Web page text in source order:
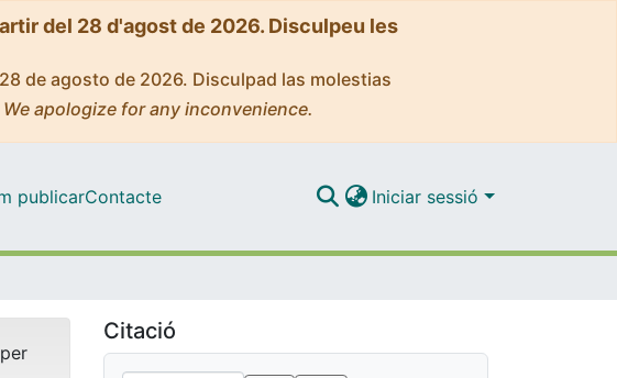
del 28 d'agost de 2026. Disculpeu les
de agosto de 2026. Disculpad las molestias
apologize for any inconvenience.
publicarContacte Iniciar sessió
Citació